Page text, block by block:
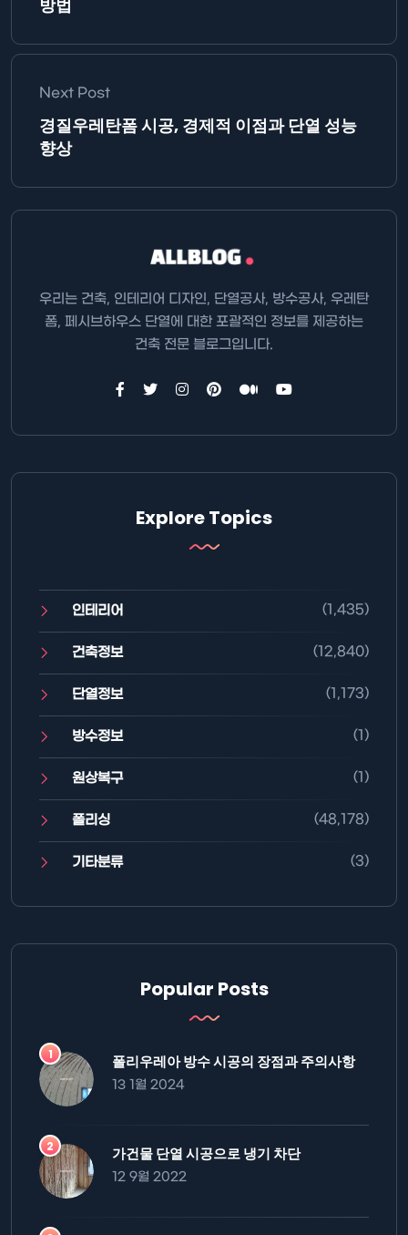
방법
Next Post
경질우레탄폼 시공, 경제적 이점과 단열 성능
향상
우리는 건축, 인테리어 디자인, 단열공사, 방수공사, 우레탄
폼, 페시브하우스 단열에 대한 포괄적인 정보를 제공하는
건축 전문 블로그입니다.
Explore Topics
인테리어 (1,435)
건축정보 (12,840)
단열정보 (1,173)
방수정보 (1)
원상복구 (1)
폴리싱 (48,178)
기타분류 (3)
Popular Posts
폴리우레아 방수 시공의 장점과 주의사항
13 1월 2024
가건물 단열 시공으로 냉기 차단
12 9월 2022